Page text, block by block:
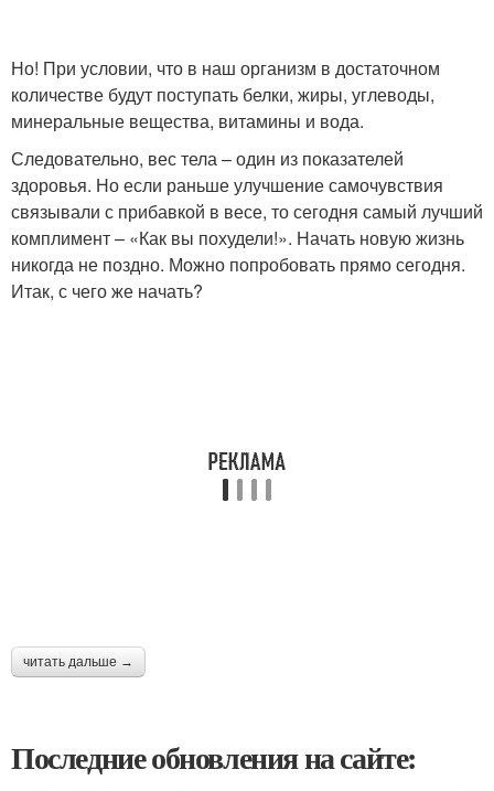
Но! При условии, что в наш организм в достаточном
количестве будут поступать белки, жиры, углеводы,
минеральные вещества, витамины и вода.
Следовательно, вес тела – один из показателей
здоровья. Но если раньше улучшение самочувствия
связывали с прибавкой в весе, то сегодня самый лучший
комплимент – «Как вы похудели!». Начать новую жизнь
никогда не поздно. Можно попробовать прямо сегодня.
Итак, с чего же начать?
читать дальше →
Последние обновления на сайте: